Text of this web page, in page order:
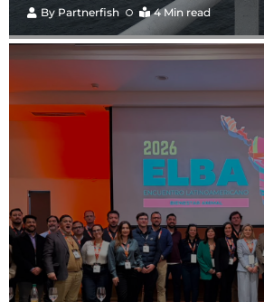
By Partnerfish 4 Min read